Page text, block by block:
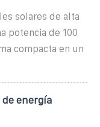
solares de alta
potencia de 100
compacta en un
energía